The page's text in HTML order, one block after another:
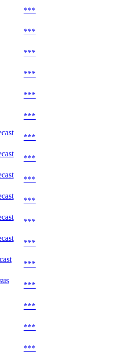
***
***
***
***
***
***
***
***
***
***
***
***
***
***
***
***
***